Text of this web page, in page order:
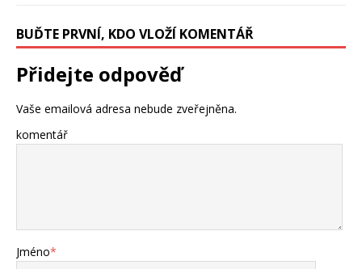
BUĎTE PRVNÍ, KDO VLOŽÍ KOMENTÁŘ
Přidejte odpověď
Vaše emailová adresa nebude zveřejněna.
komentář
Jméno*